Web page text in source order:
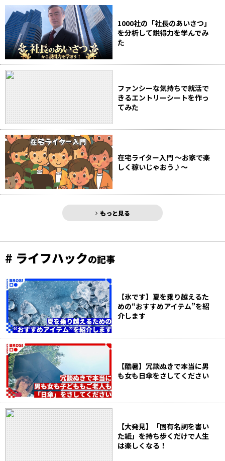
1000社の「社長のあいさつ」
を分析して説得力を学んでみ
た
ファンシーな気持ちで就活で
きるエントリーシートを作っ
てみた
在宅ライター入門 ～お家で楽
しく稼いじゃおう♪～
もっと見る
# ライフハックの記事
【氷です】夏を乗り越えるた
めの“おすすめアイテム”を紹
介します
【酷暑】冗談ぬきで本当に男
も女も日傘をさしてください
【大発見】「固有名詞を書い
た紙」を持ち歩くだけで人生
は楽しくなる！